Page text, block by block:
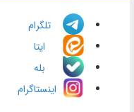
تلگرام
ایتا
بله
اینستاگرام